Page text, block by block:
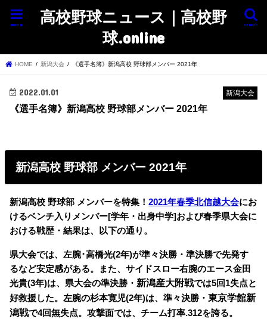
高校野球ニュース｜高校野
球.online
search
menu
HOME 新潟大会 《選手名簿》新潟高校 野球部メンバー 2021年
新潟大会
2022.01.01
《選手名簿》新潟高校 野球部メンバー 2021年
新潟高校 野球部 メンバー 2021年
新潟高校 野球部 メンバーを特集！2021年春季北信越大会にお
けるベンチ入りメンバー[学年・出身中学]および春季県大会に
おける戦歴・結果は、以下の通り。
県大会では、左腕･高橋光(2年)が準々決勝・準決勝で先発す
るなど安定感がある。また、サイドスロー右腕のエース金田
光貴(3年)は、県大会の準決勝・ 新潟産大附戦では5回1失点と
好救援した。左腕の杉本寛児(2年)は、準々決勝・東京学館新
潟戦で4回無失点。攻撃面では、チーム打率.312を誇る。